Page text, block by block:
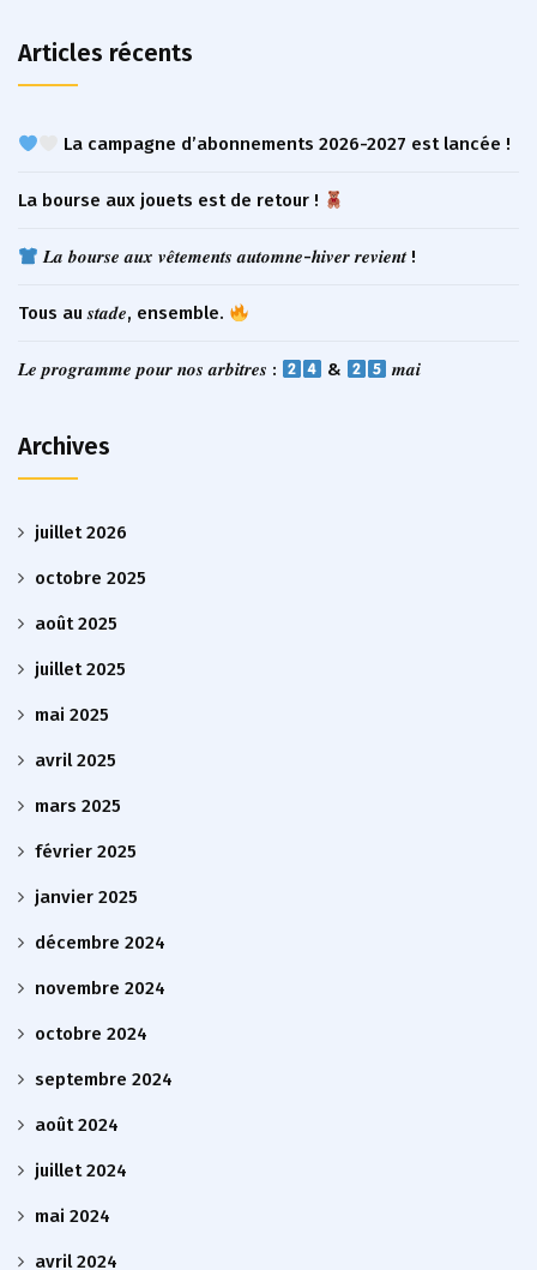
Articles récents
La campagne d’abonnements 2026-2027 est lancée !
La bourse aux jouets est de retour !
𝑳𝒂 𝒃𝒐𝒖𝒓𝒔𝒆 𝒂𝒖𝒙 𝒗𝒆̂𝒕𝒆𝒎𝒆𝒏𝒕𝒔 𝒂𝒖𝒕𝒐𝒎𝒏𝒆-𝒉𝒊𝒗𝒆𝒓 𝒓𝒆𝒗𝒊𝒆𝒏𝒕 !
Tous au 𝒔𝒕𝒂𝒅𝒆, ensemble.
𝑳𝒆 𝒑𝒓𝒐𝒈𝒓𝒂𝒎𝒎𝒆 𝒑𝒐𝒖𝒓 𝒏𝒐𝒔 𝒂𝒓𝒃𝒊𝒕𝒓𝒆𝒔 : & 𝒎𝒂𝒊
Archives
juillet 2026
octobre 2025
août 2025
juillet 2025
mai 2025
avril 2025
mars 2025
février 2025
janvier 2025
décembre 2024
novembre 2024
octobre 2024
septembre 2024
août 2024
juillet 2024
mai 2024
avril 2024